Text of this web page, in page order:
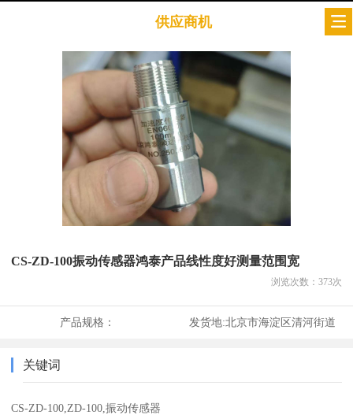
供应商机
CS-ZD-100振动传感器鸿泰产品线性度好测量范围宽
浏览次数： 373次
产品规格： 发货地:北京市海淀区清河街道
关键词
CS-ZD-100,ZD-100,振动传感器